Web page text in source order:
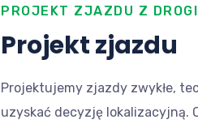
PROJEKT ZJAZDU Z DROGI
Projekt zjazdu
Projektujemy zjazdy zwykłe,
uzyskać decyzję lokalizacyjną.